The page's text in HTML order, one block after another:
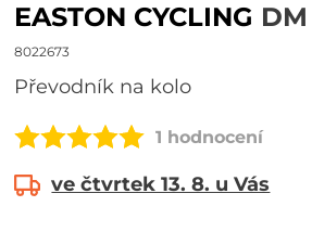
EASTON CYCLING
8022673
Převodník na kolo
1 hodnocení
ve čtvrtek 13. 8. u Vás